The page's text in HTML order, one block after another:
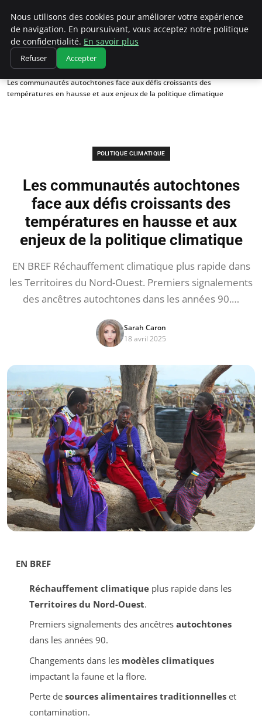
Climatedebtagents
Accueil
Politique climatique
Les communautés autochtones face aux défis croissants des
températures en hausse et aux enjeux de la politique climatique
POLITIQUE CLIMATIQUE
Les communautés autochtones
face aux défis croissants des
températures en hausse et aux
enjeux de la politique climatique
EN BREF Réchauffement climatique plus rapide dans
les Territoires du Nord-Ouest. Premiers signalements
des ancêtres autochtones dans les années 90.…
Sarah Caron
18 avril 2025
EN BREF
Réchauffement climatiqueplus rapide dans les
Territoires du Nord-Ouest.
Premiers signalements des ancêtres autochtones
dans les années 90.
Changements dans les modèles climatiques
impactant la faune et la flore.
Perte de sources alimentaires traditionnelleset
contamination.
Nous utilisons des cookies pour améliorer votre expérience
de navigation. En poursuivant, vous acceptez notre politique
de confidentialité. En savoir plus
Refuser Accepter